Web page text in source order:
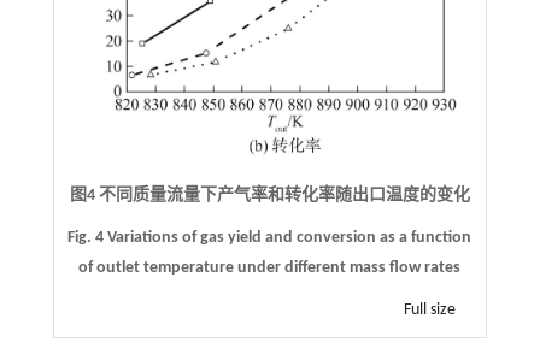
图4 不同质量流量下产气率和转化率随出口温度的变化
Fig. 4 Variations of gas yield and conversion as a function
of outlet temperature under different mass flow rates
Full size